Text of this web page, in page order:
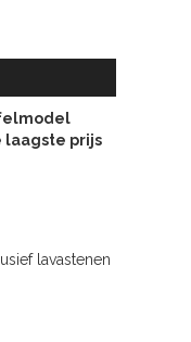
laagste prijs
lavastenen